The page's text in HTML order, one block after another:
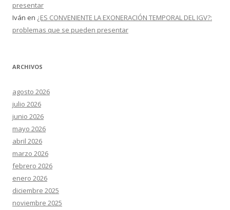
presentar
Iván en ¿ES CONVENIENTE LA EXONERACIÓN TEMPORAL DEL IGV?:
problemas que se pueden presentar
ARCHIVOS
agosto 2026
julio 2026
junio 2026
mayo 2026
abril 2026
marzo 2026
febrero 2026
enero 2026
diciembre 2025
noviembre 2025